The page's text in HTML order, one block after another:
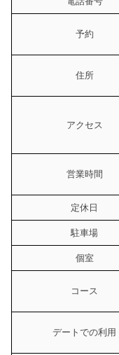
予約
住所
アクセス
営業時間
定休日
駐車場
個室
コース
デートでの利用